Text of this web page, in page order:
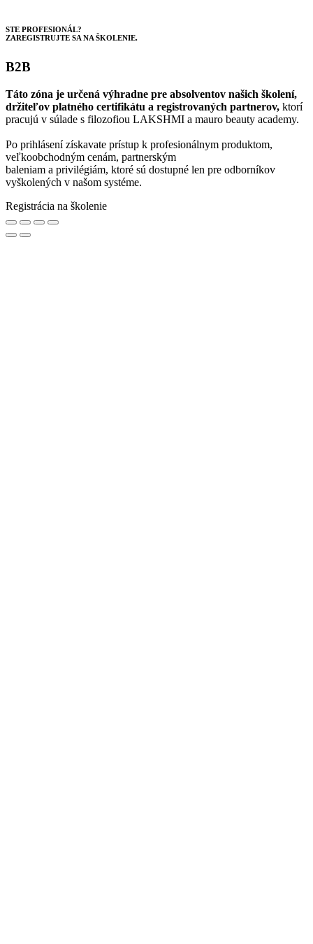
STE PROFESIONÁL?
ZAREGISTRUJTE SA NA ŠKOLENIE.
B2B
Táto zóna je určená výhradne pre absolventov našich školení,
držiteľov platného certifikátu a registrovaných partnerov, ktorí
pracujú v súlade s filozofiou LAKSHMI a mauro beauty academy.
Po prihlásení získavate prístup k profesionálnym produktom,
veľkoobchodným cenám, partnerským
baleniam a privilégiám, ktoré sú dostupné len pre odborníkov
vyškolených v našom systéme.
Registrácia na školenie